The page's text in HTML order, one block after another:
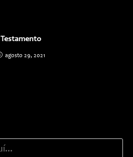
Testamento
agosto 29, 2021